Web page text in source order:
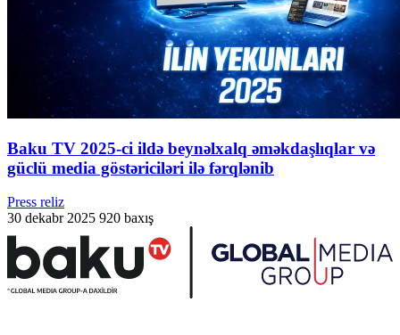
Baku TV 2025-ci ildə beynəlxalq əməkdaşlıqlar və
güclü media göstəriciləri ilə fərqlənib
Press reliz
30 dekabr 2025 920 baxış